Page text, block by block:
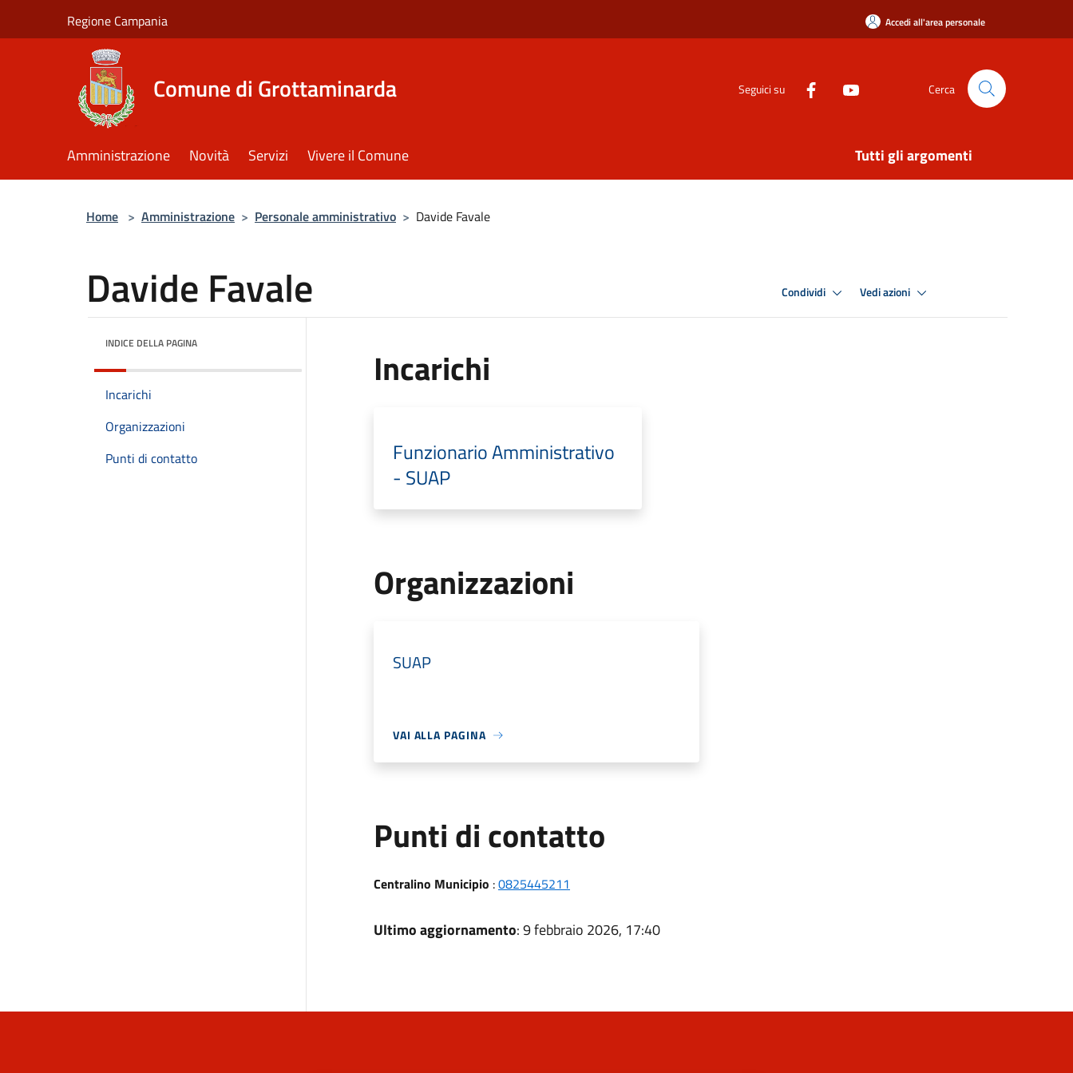
Regione Campania Accedi all'area personale
Comune di Grottaminarda Seguici su Cerca
Amministrazione Novità Servizi Vivere il Comune Tutti gli argomenti
Home > Amministrazione > Personale amministrativo > Davide Favale
Davide Favale Condividi Vedi azioni
INDICE DELLA PAGINA
Incarichi
Organizzazioni
Punti di contatto
Incarichi
Funzionario Amministrativo
- SUAP
Organizzazioni
SUAP
VAI ALLA PAGINA
Punti di contatto
Centralino Municipio :0825445211
Ultimo aggiornamento: 9 febbraio 2026, 17:40